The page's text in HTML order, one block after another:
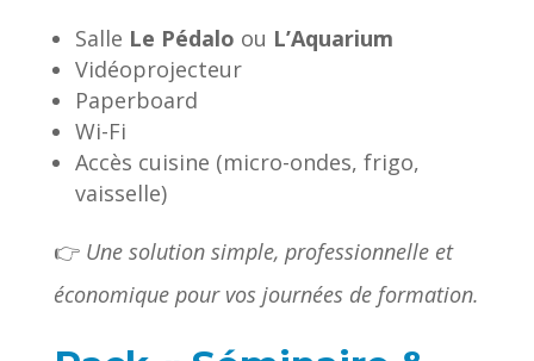
Salle Le Pédalo ou L’Aquarium
Vidéoprojecteur
Paperboard
Wi-Fi
Accès cuisine (micro-ondes, frigo,
vaisselle)
👉 Une solution simple, professionnelle et
économique pour vos journées de formation.